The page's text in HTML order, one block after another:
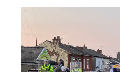
รวมตัวใหญ่ที่อนุสาวรีย์ชัยฯ